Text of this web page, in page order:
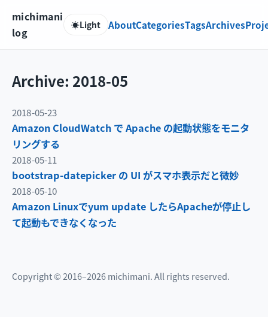
michimani
log
☀️Light AboutCategoriesTagsArchives
Archive: 2018-05
2018-05-23
Amazon CloudWatch で Apache の起動状態をモニタ
リングする
2018-05-11
bootstrap-datepicker の UI がスマホ表示だと微妙
2018-05-10
Amazon Linuxでyum update したらApacheが停止し
て起動もできなくなった
Copyright © 2016–2026 michimani. All rights reserved.